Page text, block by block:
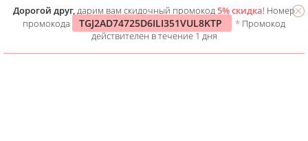
Дорогой друг,дарим вам скидочный промокод5% скидка! Номер
промокода
TGJ2AD74725D6ILI351VUL8KTP * Промокод
действителен в течение 1 дня